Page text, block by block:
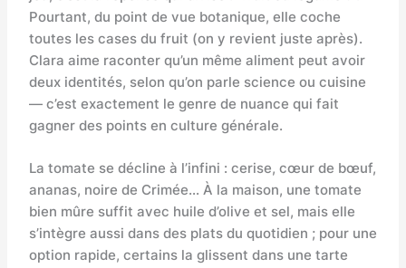
Pourtant, du point de vue botanique, elle coche
toutes les cases du fruit (on y revient juste après).
Clara aime raconter qu’un même aliment peut avoir
deux identités, selon qu’on parle science ou cuisine
— c’est exactement le genre de nuance qui fait
gagner des points en culture générale.
La tomate se décline à l’infini : cerise, cœur de bœuf,
ananas, noire de Crimée… À la maison, une tomate
bien mûre suffit avec huile d’olive et sel, mais elle
s’intègre aussi dans des plats du quotidien ; pour une
option rapide, certains la glissent dans une tarte